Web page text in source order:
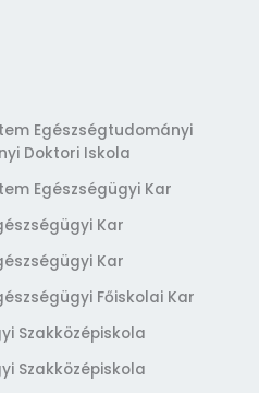
Egészségtudományi
Doktori Iskola
Egészségügyi Kar
Kar
Kar
Főiskolai Kar
Szakközépiskola
Szakközépiskola